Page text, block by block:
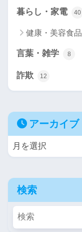
暮らし・家電 40
健康・美容食品
言葉・雑学 8
詐欺 12
アーカイブ
検索